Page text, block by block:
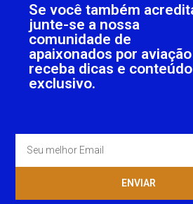
Se você também
junte-se a nossa
comunidade de
apaixonados por
receba dicas e conteúdo
exclusivo.
ENVIAR